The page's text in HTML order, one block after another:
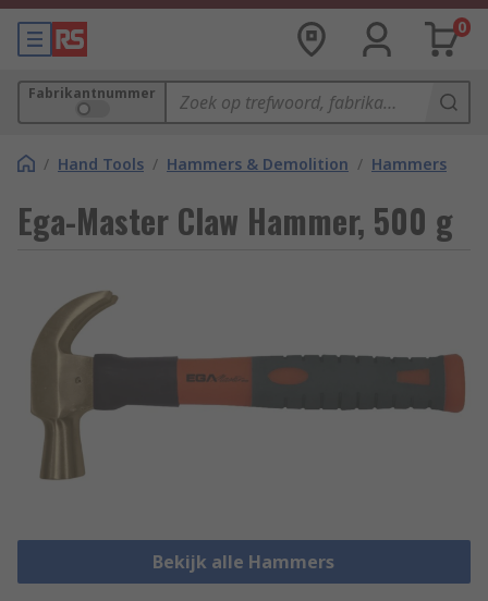
0
Fabrikantnummer
/ Hand Tools / Hammers & Demolition / Hammers
Ega-Master Claw Hammer, 500 g
Bekijk alle Hammers